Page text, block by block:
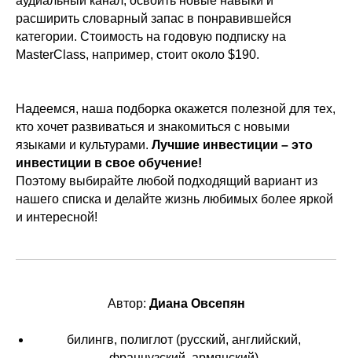
расширить словарный запас в понравившейся
категории. Стоимость на годовую подписку на
MasterClass, например, стоит около $190.
Надеемся, наша подборка окажется полезной для тех,
кто хочет развиваться и знакомиться с новыми
языками и культурами. Лучшие инвестиции – это
инвестиции в свое обучение!
Поэтому выбирайте любой подходящий вариант из
нашего списка и делайте жизнь любимых более яркой
и интересной!
Автор: Диана Овсепян
билингв, полиглот (русский, английский,